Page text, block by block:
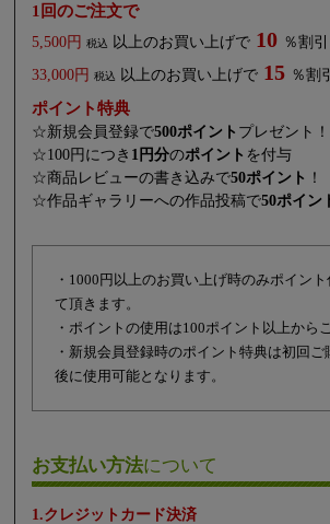
1回のご注文で
5,500円 税込 以上のお買い上げで 10 ％割引
33,000円
税込 以上のお買い上げで 15 ％割引
ポイント特典
☆新規会員登録で500ポイント プレゼント！
☆100円につき 1円分のポイント を付与
☆商品レビューの書き込みで50ポイント ！
☆作品ギャラリーへの作品投稿で50ポイン
・1000円以上のお買い上げ時のみポイン
て頂きます。
・ポイントの使用は100ポイント以上から
・新規会員登録時のポイント特典は初回ご
後に使用可能となります。
お支払い方法について
1.クレジットカード決済